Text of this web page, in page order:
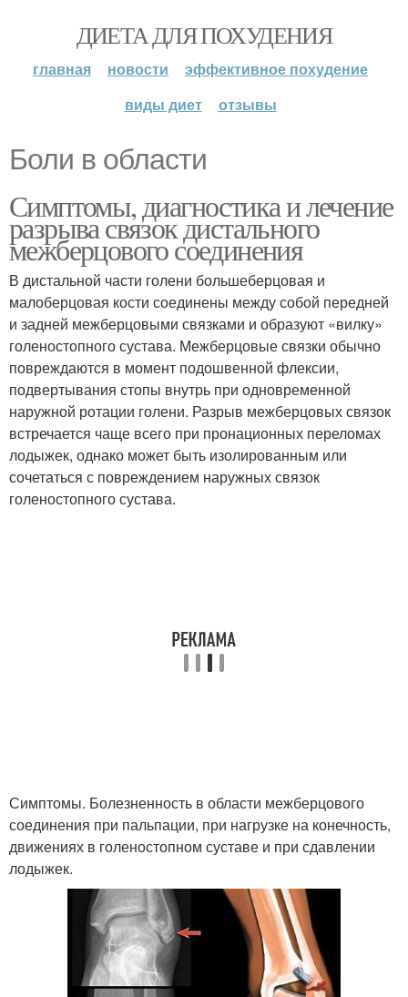
ДИЕТА ДЛЯ ПОХУДЕНИЯ
главная новости
эффективное похудение
виды диет
отзывы
Боли в области
Симптомы, диагностика и лечение
разрыва связок дистального
межберцового соединения
В дистальной части голени большеберцовая и
малоберцовая кости соединены между собой передней
и задней межберцовыми связками и образуют «вилку»
голеностопного сустава. Межберцовые связки обычно
повреждаются в момент подошвенной флексии,
подвертывания стопы внутрь при одновременной
наружной ротации голени. Разрыв межберцовых связок
встречается чаще всего при пронационных переломах
лодыжек, однако может быть изолированным или
сочетаться с повреждением наружных связок
голеностопного сустава.
Симптомы. Болезненность в области межберцового
соединения при пальпации, при нагрузке на конечность,
движениях в голеностопном суставе и при сдавлении
лодыжек.